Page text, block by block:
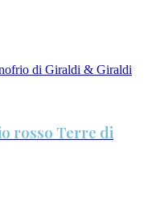
rosso Terre di